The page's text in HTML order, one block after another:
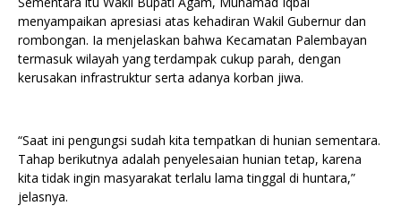
menyampaikan apresiasi atas kehadiran Wakil Gubernur dan
rombongan. Ia menjelaskan bahwa Kecamatan Palembayan
termasuk wilayah yang terdampak cukup parah, dengan
kerusakan infrastruktur serta adanya korban jiwa.
“Saat ini pengungsi sudah kita tempatkan di hunian sementara.
Tahap berikutnya adalah penyelesaian hunian tetap, karena
kita tidak ingin masyarakat terlalu lama tinggal di huntara,”
jelasnya.